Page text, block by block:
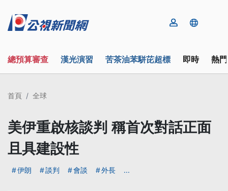
總預算審查 漢光演習 苦茶油苯駢芘超標 即時 熱
首頁 全球
美伊重啟核談判 稱首次對話正面
且具建設性
伊朗 談判 會談 外長 ...